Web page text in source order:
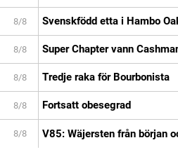
8/8 Svenskfödd etta i Hambo
8/8 Super Chapter vann
8/8 Tredje raka för Bourbonista
8/8 Fortsatt obesegrad
8/8 V85: Wäjersten från början